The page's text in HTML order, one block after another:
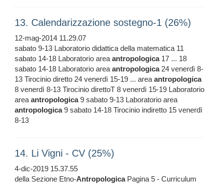
13. Calendarizzazione sostegno-1 (26%)
12-mag-2014 11.29.07
sabato 9-13 Laboratorio didattica della matematica 11
sabato 14-18 Laboratorio areaantropologica17 ... 18
sabato 14-18 Laboratorio areaantropologica24 venerdì 8-
13 Tirocinio diretto 24 venerdì 15-19 ... areaantropologica
8 venerdì 8-13 Tirocinio direttoT 8 venerdì 15-19 Laboratorio
areaantropologica9 sabato 9-13 Laboratorio area
antropologica9 sabato 14-18 Tirocinio indiretto 15 venerdì
8-13
14. Li Vigni - CV (25%)
4-dic-2019 15.37.55
della Sezione Etno-AntropologicaPagina 5 - Curriculum